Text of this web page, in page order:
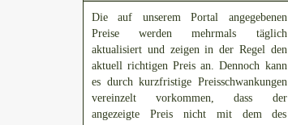
Die auf unserem Portal angegebenen
Preise werden mehrmals täglich
aktualisiert und zeigen in der Regel den
aktuell richtigen Preis an. Dennoch kann
es durch kurzfristige Preisschwankungen
vereinzelt vorkommen, dass der
angezeigte Preis nicht mit dem des